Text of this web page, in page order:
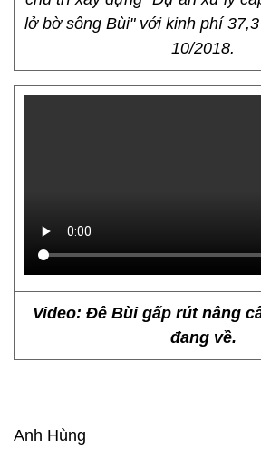
lở bờ sông Bùi" với kinh phí
10/2018.
Video: Đê Bùi gấp rút nâng
đang về.
Anh Hùng